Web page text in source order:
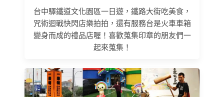
台中驛鐵道文化園區一日遊，鐵路大街吃美食，
咒術迴戰快閃店樂拍拍，還有服務台是火車車箱
變身而成的禮品店喔！喜歡蒐集印章的朋友們一
起來蒐集！